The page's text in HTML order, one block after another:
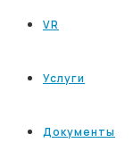
VR
Услуги
Документы